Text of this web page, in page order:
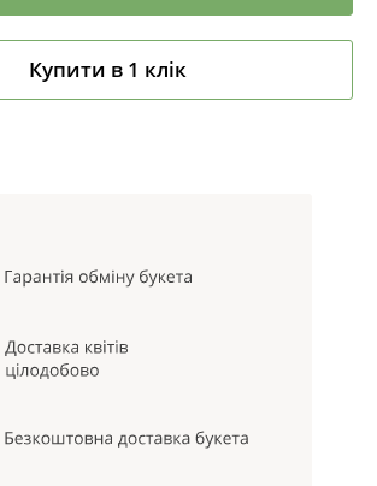
Купити в 1 клік